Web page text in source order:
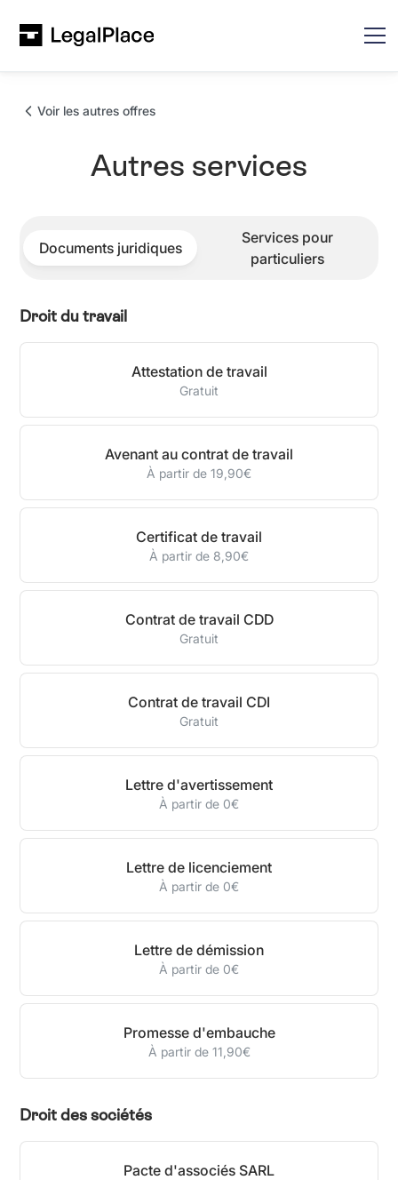
Voir les autres offres
Autres services
Documents juridiques
Services pour
particuliers
Droit du travail
Attestation de travail
Gratuit
Avenant au contrat de travail
À partir de 19,90€
Certificat de travail
À partir de 8,90€
Contrat de travail CDD
Gratuit
Contrat de travail CDI
Gratuit
Lettre d'avertissement
À partir de 0€
Lettre de licenciement
À partir de 0€
Lettre de démission
À partir de 0€
Promesse d'embauche
À partir de 11,90€
Droit des sociétés
Pacte d'associés SARL